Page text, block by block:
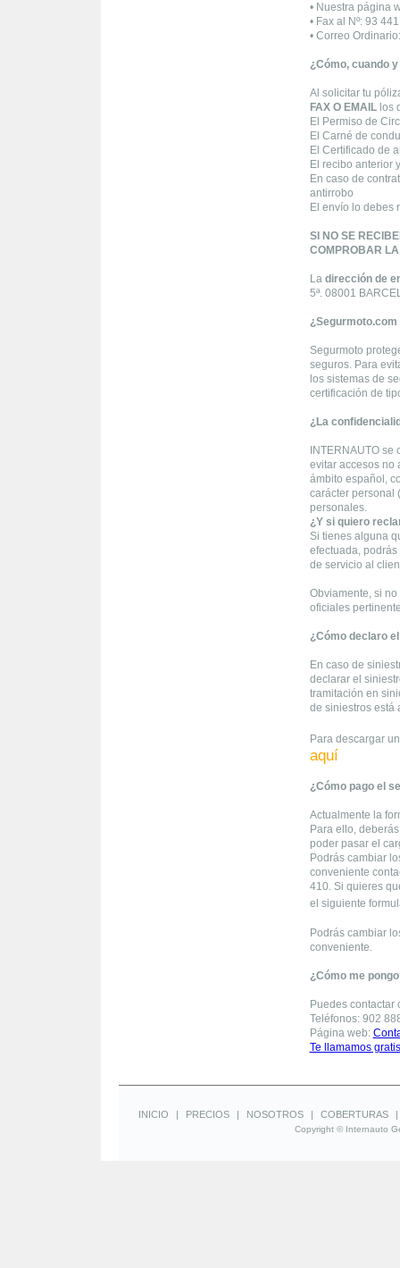
• Nuestra página
• Fax al Nº: 93
• Correo
¿Cómo, cuando
Al solicitar tu
FAX O EMAILlos
El Permiso de
El Carné de
El Certificado de
El recibo anterior
En caso de
antirrobo
El envío lo debes
SI NO SE
COMPROBAR
La dirección de
5ª. 08001
¿Segurmoto.com
Segurmoto
seguros. Para
los sistemas de
certificación de
¿La
INTERNAUTO
evitar accesos no
ámbito español,
carácter personal
personales.
¿Y si quiero
Si tienes alguna
efectuada,
de servicio al
Obviamente, si
oficiales
¿Cómo declaro
En caso de
declarar el
tramitación en
de siniestros está
Para descargar
aquí
¿Cómo pago el
Actualmente la
Para ello,
poder pasar el
Podrás cambiar
conveniente
410. Si quieres
el siguiente
Podrás cambiar
conveniente.
¿Cómo me
Puedes contactar
Teléfonos: 902
Página web:
Te llamamos gratis
INICIO | PRECIOS | NOSOTROS | COBERTURAS |
Copyright © Internauto